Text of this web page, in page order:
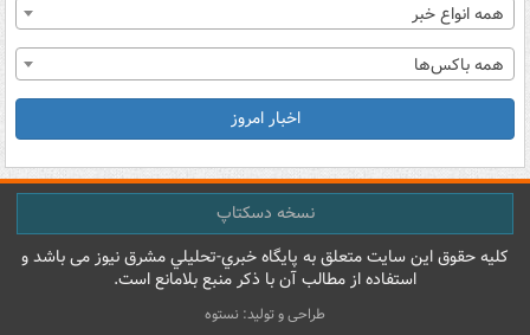
همه انواع خبر
همه باکس‌ها
اخبار امروز
نسخه دسکتاپ
کليه حقوق اين سايت متعلق به پایگاه خبري-تحليلي مشرق نيوز می باشد و
استفاده از مطالب آن با ذکر منبع بلامانع است.
طراحی و تولید: نستوه